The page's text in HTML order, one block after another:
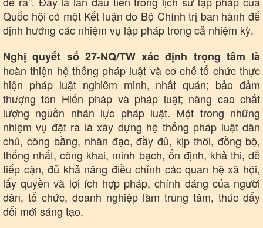
Pháp luật
Tin nóng
Tư vấn luật
Quân sự - Quốc phòng
Việt Nam
Phân tích
Quốc hội có một Kết luận do Bộ Chính trị ban hành để
định hướng các nhiệm vụ lập pháp trong cả nhiệm kỳ.
Nghị quyết số 27-NQ/TW xác định trọng tâm là
hoàn thiện hệ thống pháp luật và cơ chế tổ chức thực
hiện pháp luật nghiêm minh, nhất quán; bảo đảm
thượng tôn Hiến pháp và pháp luật; nâng cao chất
lượng nguồn nhân lực pháp luật. Một trong những
nhiệm vụ đặt ra là xây dựng hệ thống pháp luật dân
chủ, công bằng, nhân đạo, đầy đủ, kịp thời, đồng bộ,
thống nhất, công khai, minh bạch, ổn định, khả thi, dễ
tiếp cận, đủ khả năng điều chỉnh các quan hệ xã hội,
lấy quyền và lợi ích hợp pháp, chính đáng của người
dân, tổ chức, doanh nghiệp làm trung tâm, thúc đẩy
đổi mới sáng tạo.